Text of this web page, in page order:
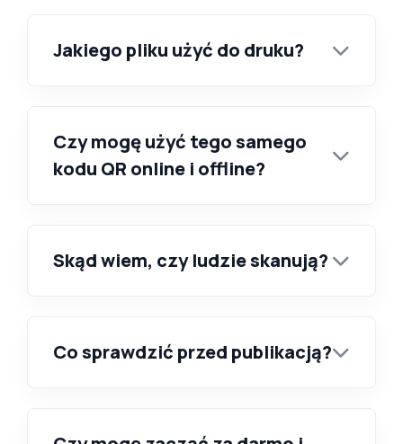
Jakiego pliku użyć do druku?
Czy mogę użyć tego samego
kodu QR online i offline?
Skąd wiem, czy ludzie skanują?
Co sprawdzić przed publikacją?